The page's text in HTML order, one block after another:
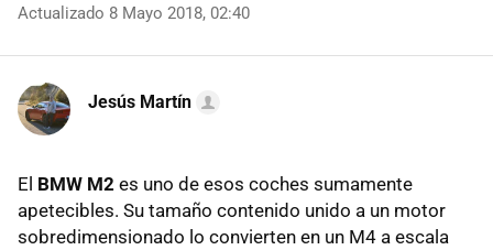
Actualizado 8 Mayo 2018, 02:40
Jesús Martín
El BMW M2 es uno de esos coches sumamente
apetecibles. Su tamaño contenido unido a un motor
sobredimensionado lo convierten en un M4 a escala